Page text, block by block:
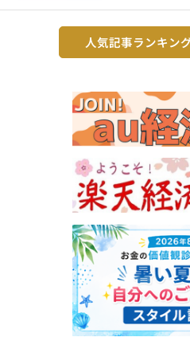
人気記事ランキン